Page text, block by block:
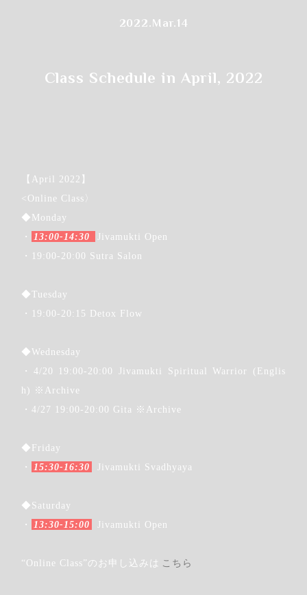
Step.2
受講希望日をクリックします
2022.Mar.14
Class Schedule in April, 2022
【April 2022】
<Online Class〉
◆Monday
・
13:00-14:30
Jivamukti Open
・19:00-20:00 Sutra Salon
◆Tuesday
・19:00-20:15 Detox Flow
◆Wednesday
・4/20 19:00-20:00 Jivamukti Spiritual Warrior (Englis
h) ※Archive
・4/27 19:00-20:00 Gita ※Archive
◆Friday
・
15:30-16:30 Jivamukti Svadhyaya
◆Saturday
・
13:30-15:00 Jivamukti Open
“Online Class”のお申し込みは こちら